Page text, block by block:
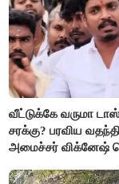
வீட்டுக்கே வருமா
சரக்கு? பரவிய
அமைச்சர் விக்னேஷ்